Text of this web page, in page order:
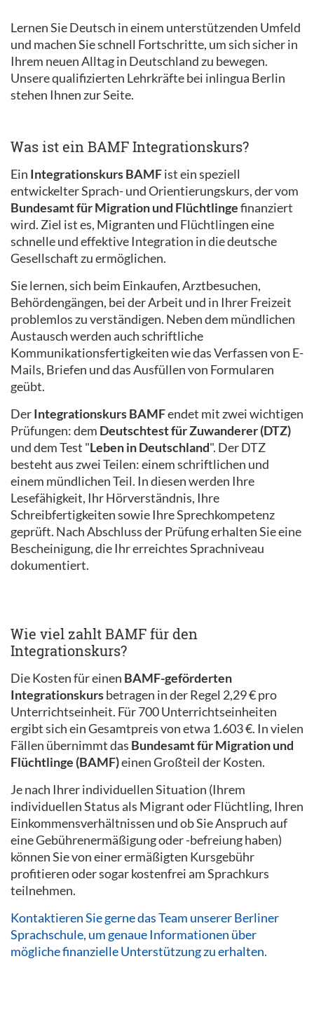
Lernen Sie Deutsch in einem unterstützenden Umfeld
und machen Sie schnell Fortschritte, um sich sicher in
Ihrem neuen Alltag in Deutschland zu bewegen.
Unsere qualifizierten Lehrkräfte bei inlingua Berlin
stehen Ihnen zur Seite.
Was ist ein BAMF Integrationskurs?
Ein Integrationskurs BAMFist ein speziell
entwickelter Sprach- und Orientierungskurs, der vom
Bundesamt für Migration und Flüchtlingefinanziert
wird. Ziel ist es, Migranten und Flüchtlingen eine
schnelle und effektive Integration in die deutsche
Gesellschaft zu ermöglichen.
Sie lernen, sich beim Einkaufen, Arztbesuchen,
Behördengängen, bei der Arbeit und in Ihrer Freizeit
problemlos zu verständigen. Neben dem mündlichen
Austausch werden auch schriftliche
Kommunikationsfertigkeiten wie das Verfassen von E-
Mails, Briefen und das Ausfüllen von Formularen
geübt.
DerIntegrationskurs BAMFendet mit zwei wichtigen
Prüfungen: dem Deutschtest für Zuwanderer (DTZ)
und dem Test "Leben in Deutschland". Der DTZ
besteht aus zwei Teilen: einem schriftlichen und
einem mündlichen Teil. In diesen werden Ihre
Lesefähigkeit, Ihr Hörverständnis, Ihre
Schreibfertigkeiten sowie Ihre Sprechkompetenz
geprüft. Nach Abschluss der Prüfung erhalten Sie eine
Bescheinigung, die Ihr erreichtes Sprachniveau
dokumentiert.
Wie viel zahlt BAMF für den
Integrationskurs?
Die Kosten für einen BAMF-geförderten
Integrationskursbetragen in der Regel 2,29 € pro
Unterrichtseinheit. Für 700 Unterrichtseinheiten
ergibt sich ein Gesamtpreis von etwa 1.603 €. In vielen
Fällen übernimmt das Bundesamt für Migration und
Flüchtlinge (BAMF)einen Großteil der Kosten.
Je nach Ihrer individuellen Situation (Ihrem
individuellen Status als Migrant oder Flüchtling, Ihren
Einkommensverhältnissen und ob Sie Anspruch auf
eine Gebührenermäßigung oder -befreiung haben)
können Sie von einer ermäßigten Kursgebühr
profitieren oder sogar kostenfrei am Sprachkurs
teilnehmen.
Kontaktieren Sie gerne das Team unserer Berliner
Sprachschule, um genaue Informationen über
mögliche finanzielle Unterstützung zu erhalten.